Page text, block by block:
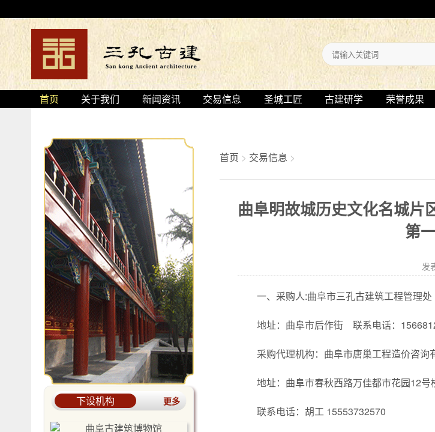
首页 关于我们 新闻资讯 交易信息 圣城工匠 古建研学 荣誉成果
下设机构 更多
首页 > 交易信息 >
曲阜明故城历史文化名城片
第
发
一、采购人:曲阜市三孔古建筑工程管理处
地址：曲阜市后作街 联系电话：
采购代理机构：曲阜市唐巢工程造价咨询
地址：曲阜市春秋西路万佳都市花园12号
联系电话：胡工 15553732570